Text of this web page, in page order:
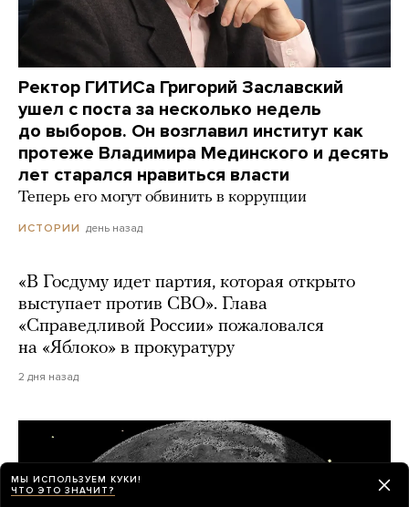
Ректор ГИТИСа Григорий Заславский
ушел с поста за несколько недель
до выборов. Он возглавил институт как
протеже Владимира Мединского и десять
лет старался нравиться власти
Теперь его могут обвинить в коррупции
ИСТОРИИ день назад
«В Госдуму идет партия, которая открыто
выступает против СВО». Глава
«Справедливой России» пожаловался
на «Яблоко» в прокуратуру
2 дня назад
МЫ ИСПОЛЬЗУЕМ КУКИ!
ЧТО ЭТО ЗНАЧИТ?